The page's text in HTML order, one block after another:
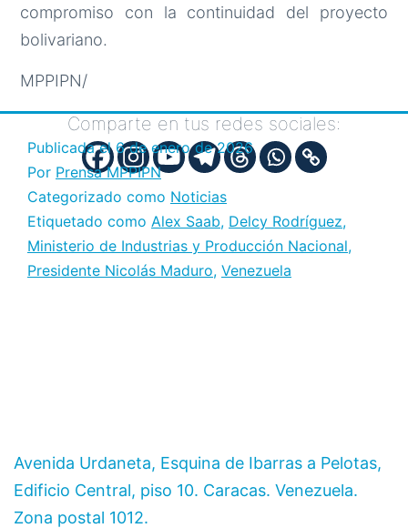
compromiso con la continuidad del proyecto
bolivariano.
MPPIPN/
Comparte en tus redes sociales:
Publicada el 6 de enero de 2026
Por Prensa MPPIPN
Categorizado como Noticias
Etiquetado como Alex Saab, Delcy Rodríguez,
Ministerio de Industrias y Producción Nacional,
Presidente Nicolás Maduro, Venezuela
Avenida Urdaneta, Esquina de Ibarras a Pelotas,
Edificio Central, piso 10. Caracas. Venezuela.
Zona postal 1012.